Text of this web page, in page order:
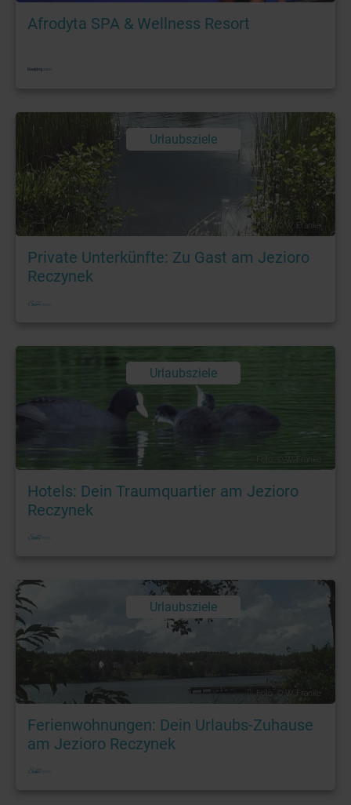
Afrodyta SPA & Wellness Resort
Urlaubsziele
Foto: © W. Franke
Private Unterkünfte: Zu Gast am Jezioro
Reczynek
Urlaubsziele
Foto: © W. Franke
Hotels: Dein Traumquartier am Jezioro
Reczynek
Urlaubsziele
Foto: © W. Franke
Ferienwohnungen: Dein Urlaubs-Zuhause
am Jezioro Reczynek